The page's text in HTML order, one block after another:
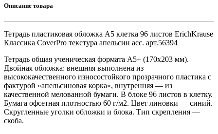
Описание товара
Тетрадь пластиковая обложка А5 клетка 96 листов ErichKrause
Классика CoverPrо текстура апельсин асс. арт.56394
Тетрадь общая ученическая формата А5+ (170x203 мм).
Двойная обложка: внешняя выполнена из
высококачественного износостойкого прозрачного пластика с
фактурой «апельсиновая корка», внутренняя — из
качественной мелованной бумаги. В блоке 96 листов в клетку.
Бумага офсетная плотностью 60 г/м2. Цвет линовки — синий.
Скругленные уголки обложки и блока. Тип скрепления —
скоба.